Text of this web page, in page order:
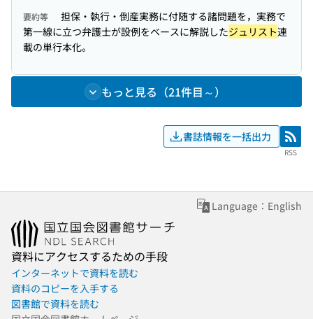
要約等
担保・執行・倒産実務に付随する諸問題を，実務で
第一線に立つ弁護士が設例をベースに解説したジュリスト連
載の単行本化。
もっと見る（21件目～）
書誌情報を一括出力 RSS
RSS
Language：English
資料にアクセスするための手段
インターネットで資料を読む
資料のコピーを入手する
図書館で資料を読む